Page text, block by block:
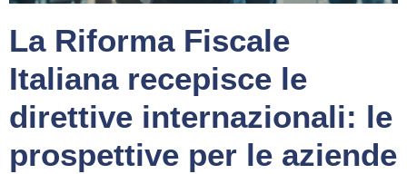
La Riforma Fiscale
Italiana recepisce le
direttive internazionali: le
prospettive per le aziende